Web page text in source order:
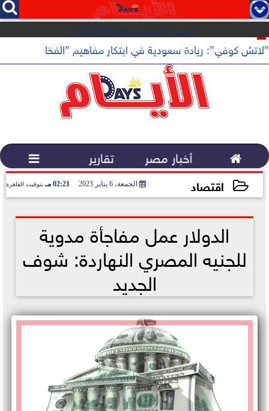
   
السبت 8 أغسطس 2026 07:20 مـ
”لاتش كوفي”: ريادة سعودية في ابتكار مفاهيم ”الفخامة
 أخبار مصر تقارير 
اقتصاد الجمعة، 6 يناير 2023 02:21 مـ بتوقيت القاهرة
الدولار عمل مفاجأة مدوية
للجنيه المصري النهاردة: شوف
الجديد